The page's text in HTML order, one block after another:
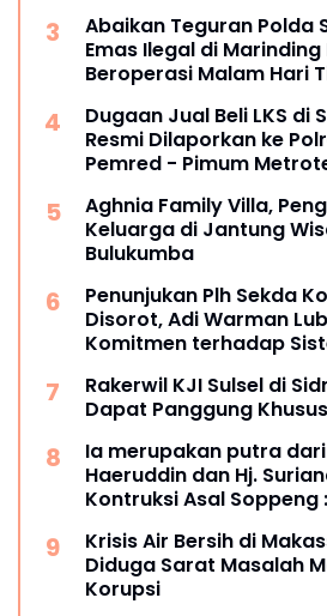
Abaikan Teguran Polda
Emas Ilegal di
Beroperasi Malam Hari Tiga Pelaku
Dugaan Jual Beli LKS di
Resmi Dilaporkan ke
Pemred - Pimum
Aghnia Family Villa,
Keluarga di Jantung
Bulukumba
Penunjukan Plh Sekda
Disorot, Adi Warman
Komitmen terhadap
Rakerwil KJI Sulsel di
Dapat Panggung
Ia merupakan putra
Haeruddin dan Hj.
Kontruksi Asal Soppeng
Krisis Air Bersih di
Diduga Sarat Masalah
Korupsi